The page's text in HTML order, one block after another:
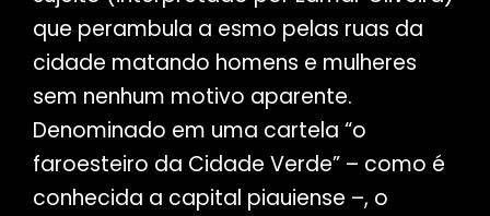
que perambula a esmo pelas ruas da
cidade matando homens e mulheres
sem nenhum motivo aparente.
Denominado em uma cartela “o
faroesteiro da Cidade Verde” – como é
conhecida a capital piauiense –, o